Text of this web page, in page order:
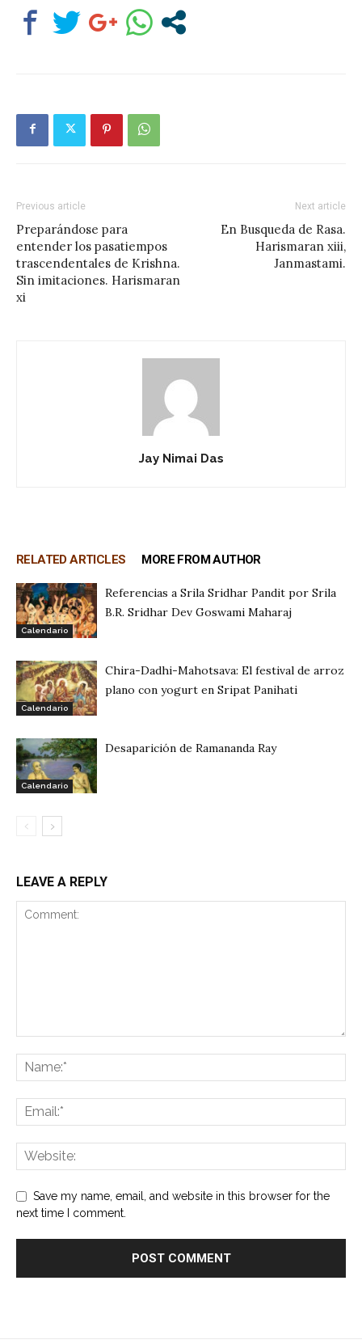
Previous article
Preparándose para
entender los pasatiempos
trascendentales de Krishna.
Sin imitaciones. Harismaran
xi
Next article
En Busqueda de Rasa.
Harismaran xiii,
Janmastami.
Jay Nimai Das
RELATED ARTICLES MORE FROM AUTHOR
Calendario
Referencias a Srila Sridhar Pandit por Srila
B.R. Sridhar Dev Goswami Maharaj
Calendario
Chira-Dadhi-Mahotsava: El festival de arroz
plano con yogurt en Sripat Panihati
Calendario
Desaparición de Ramananda Ray
LEAVE A REPLY
Save my name, email, and website in this browser for the
next time I comment.